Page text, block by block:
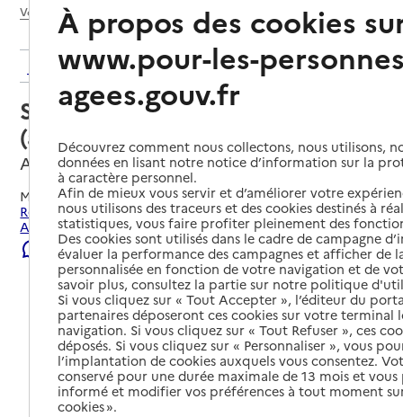
Voir le fil d’Ariane
Retour aux résultats de l'annuaire
Service autonomie à domicile
(aide) – ADMR
Arzacq-Arraziguet, PYRENEES-ATLANTIQUES
Mis à jour le22/07/2026
Rechercher les établissements et services autour de
Arzacq-Arraziguet.
Signaler une erreur
À propos des cookies
www.pour-les-
agees.gouv.fr
Découvrez comment nous collectons, nous utilisons,
données en lisant notre notice d’information sur la
à caractère personnel.
Afin de mieux vous servir et d’améliorer votre
nous utilisons des traceurs et des cookies destinés à
statistiques, vous faire profiter pleinement des
Des cookies sont utilisés dans le cadre de campagne
évaluer la performance des campagnes et afficher de
personnalisée en fonction de votre navigation et de
savoir plus, consultez la partie sur notre politique
Si vous cliquez sur « Tout Accepter », l’éditeur du
partenaires déposeront ces cookies sur votre terminal
navigation. Si vous cliquez sur « Tout Refuser », ces
déposés. Si vous cliquez sur « Personnaliser », vous
l’implantation de cookies auxquels vous consentez.
conservé pour une durée maximale de 13 mois et
informé et modifier vos préférences à tout moment
cookies ».